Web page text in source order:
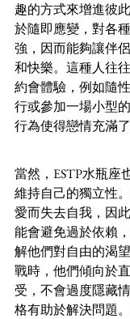
趣的方式來增進彼
於隨即應變，對各
強，因而能夠讓伴
和快樂。這種人往
約會體驗，例如隨
行或參加一場小型
行為使得戀情充滿
當然，ESTP水瓶座
維持自己的獨立性
愛而失去自我，因
能會避免過於依賴
解他們對自由的渴
戰時，他們傾向於
受，不會過度隱藏
格有助於解決問題